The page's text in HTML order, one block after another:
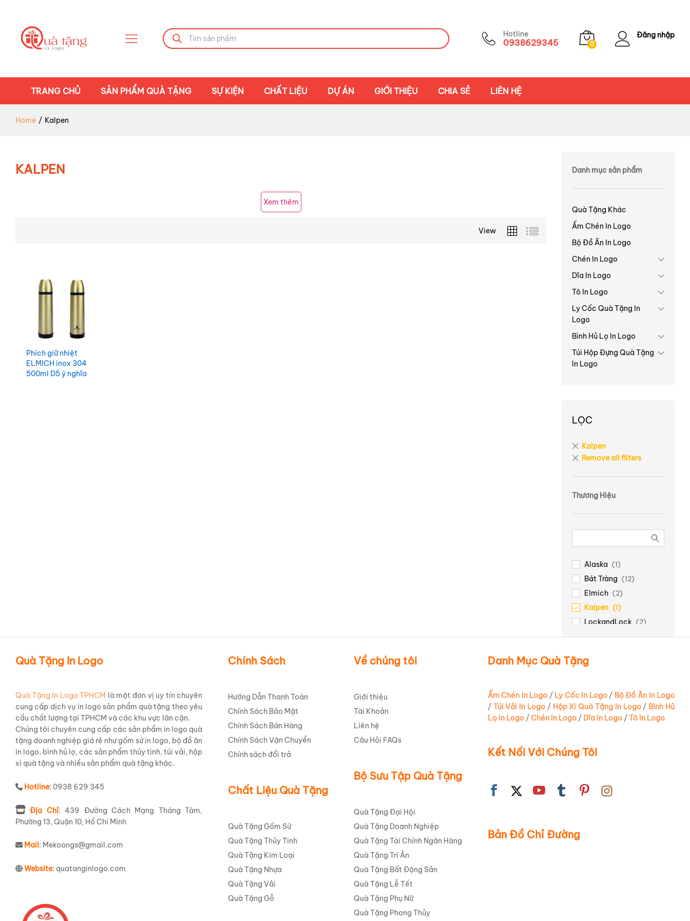
Tìm
kiếm
sản
Hotline
0938629345 0
Đăng nhập
TRANG CHỦ SẢN PHẨM QUÀ TẶNG SỰ KIỆN CHẤT LIỆU DỰ ÁN GIỚI THIỆU CHIA SẺ LIÊN HỆ
Home / Kalpen
KALPEN
Xem thêm
View
Phích giữ nhiệt
ELMICH inox 304
500ml D5 ý nghĩa
Danh mục sản phẩm
Quà Tặng Khác
Ấm Chén In Logo
Bộ Đồ Ăn In Logo
Chén In Logo
Dĩa In Logo
Tô In Logo
Ly Cốc Quà Tặng In
Logo
Bình Hủ Lọ In Logo
Túi Hộp Đựng Quà Tặng
In Logo
LỌC
Kalpen
Remove all filters
Thương Hiệu
Alaska (1)
Bát Tràng (12)
Elmich (2)
Kalpen (1)
LockandLock (2)
Luminarc (1)
Ocean
Thuận Phát (1)
Zebra (2)
Quà Tặng In Logo
Quà Tặng In Logo TPHCM là một đơn vị uy tín chuyên
cung cấp dịch vụ in logo sản phẩm quà tặng theo yêu
cầu chất lượng tại TPHCM và các khu vực lân cận.
Chúng tôi chuyên cung cấp các sản phẩm in logo quà
tặng doanh nghiệp giá rẻ như gốm sứ in logo, bộ đồ ăn
in logo, bình hủ lọ, các sản phẩm thủy tinh, túi vải, hộp
xi quà tặng và nhiều sản phẩm quà tặng khác.
Hotline: 0938 629 345
Địa Chỉ: 439 Đường Cách Mạng Tháng Tám,
Phường 13, Quận 10, Hồ Chí Minh
Mail : Mekoongs@gmail.com
Website: quatanginlogo.com
Chính Sách
Hướng Dẫn Thanh Toán
Chính Sách Bảo Mật
Chính Sách Bán Hàng
Chính Sách Vận Chuyển
Chính sách đổi trả
Chất Liệu Quà Tặng
Quà Tặng Gốm Sứ
Quà Tặng Thủy Tinh
Quà Tặng Kim Loại
Quà Tặng Nhựa
Quà Tặng Vải
Quà Tặng Gỗ
Về chúng tôi
Giới thiệu
Tài Khoản
Liên hệ
Câu Hỏi FAQs
Bộ Sưu Tập Quà Tặng
Quà Tặng Đại Hội
Quà Tặng Doanh Nghiệp
Quà Tặng Tài Chính Ngân Hàng
Quà Tặng Tri Ân
Quà Tặng Bất Động Sản
Quà Tặng Lễ Tết
Quà Tặng Phụ Nữ
Quà Tặng Phong Thủy
Danh Mục Quà Tặng
Ấm Chén In Logo / Ly Cốc In Logo/ Bộ Đồ Ăn In Logo
/ Túi Vải In Logo / Hộp Xi Quà Tặng In Logo/ Bình Hủ
Lọ In Logo/Chén In Logo/ Dĩa In Logo/Tô In Logo
Kết Nối Với Chúng Tôi
Bản Đồ Chỉ Đường